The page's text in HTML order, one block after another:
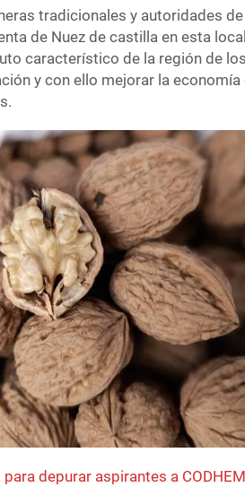
tradicionales y autoridades
de Nuez de castilla en esta
característico de la región de
y con ello mejorar la
depurar aspirantes a